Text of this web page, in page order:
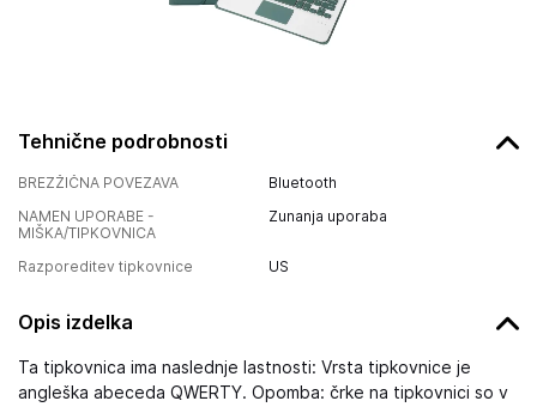
Tehnične podrobnosti
BREZŽIČNA POVEZAVA
Bluetooth
NAMEN UPORABE -
MIŠKA/TIPKOVNICA
Zunanja uporaba
Razporeditev tipkovnice US
Opis izdelka
Ta tipkovnica ima naslednje lastnosti: Vrsta tipkovnice je
angleška abeceda QWERTY. Opomba: črke na tipkovnici so v